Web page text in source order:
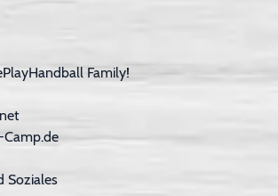
Family!
Soziales